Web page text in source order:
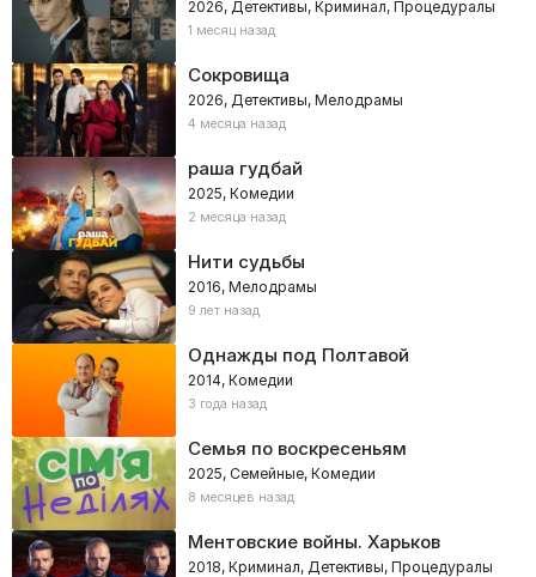
2026, Детективы, Криминал, Процедуралы
1 месяц назад
Сокровища
2026, Детективы, Мелодрамы
4 месяца назад
раша гудбай
2025, Комедии
2 месяца назад
Нити судьбы
2016, Мелодрамы
9 лет назад
Однажды под Полтавой
2014, Комедии
3 года назад
Семья по воскресеньям
2025, Семейные, Комедии
8 месяцев назад
Ментовские войны. Харьков
2018, Криминал, Детективы, Процедуралы